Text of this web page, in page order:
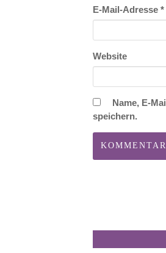
E-Mail-Adresse *
Website
Name, E-
speichern.